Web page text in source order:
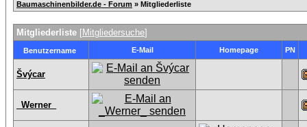
Baumaschinenbilder.de - Forum » Mitgliederliste
Mitgliederliste [Mitgliedersuche]
Benutzername E-Mail Homepage PN
Švýcar
_Werner_